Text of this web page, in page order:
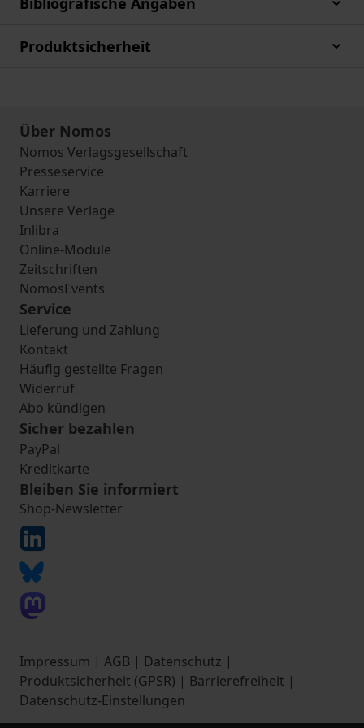
Produktsicherheit
Über Nomos
Nomos Verlagsgesellschaft
Presseservice
Karriere
Unsere Verlage
Inlibra
Online-Module
Zeitschriften
NomosEvents
Service
Lieferung und Zahlung
Kontakt
Häufig gestellte Fragen
Widerruf
Abo kündigen
Sicher bezahlen
PayPal
Kreditkarte
Bleiben Sie informiert
Shop-Newsletter
Impressum | AGB | Datenschutz |
Produktsicherheit (GPSR) | Barrierefreiheit |
Datenschutz-Einstellungen